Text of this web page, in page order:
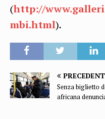
(http://
mbi.html).
Senza biglietto
africana